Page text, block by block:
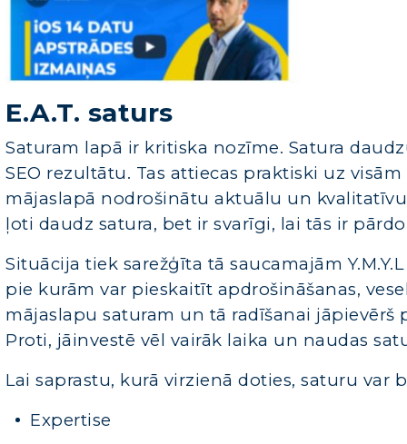
E.A.T. saturs
Saturam lapā ir kritiska nozīme. Satura
SEO rezultātu. Tas attiecas praktiski uz
mājaslapā nodrošinātu aktuālu un
ļoti daudz satura, bet ir svarīgi, lai tās ir
Situācija tiek sarežģīta tā saucamajām
pie kurām var pieskaitīt apdrošināšanas,
mājaslapu saturam un tā radīšanai
Proti, jāinvestē vēl vairāk laika un naudas
Lai saprastu, kurā virzienā doties, saturu var
Expertise